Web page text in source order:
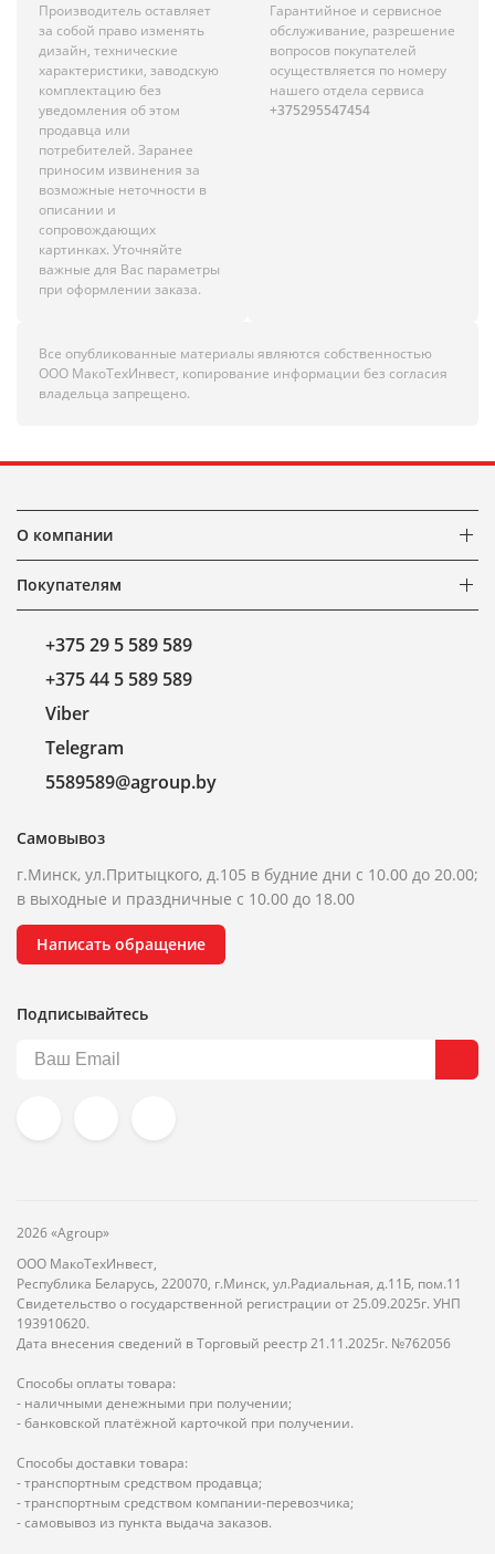
Производитель оставляет
за собой право изменять
дизайн, технические
характеристики, заводскую
комплектацию без
уведомления об этом
продавца или
потребителей. Заранее
приносим извинения за
возможные неточности в
описании и
сопровождающих
картинках. Уточняйте
важные для Вас параметры
при оформлении заказа.
Гарантийное и сервисное
обслуживание, разрешение
вопросов покупателей
осуществляется по номеру
нашего отдела сервиса
+375295547454
Все опубликованные материалы являются собственностью
ООО МакоТехИнвест, копирование информации без согласия
владельца запрещено.
О компании
Покупателям
+375 29 5 589 589
+375 44 5 589 589
Viber
Telegram
5589589@agroup.by
Самовывоз
г.Минск, ул.Притыцкого, д.105 в будние дни с 10.00 до 20.00;
в выходные и праздничные с 10.00 до 18.00
Написать обращение
Подписывайтесь
2026 «Agroup»
ООО МакоТехИнвест,
Республика Беларусь, 220070, г.Минск, ул.Радиальная, д.11Б, пом.11
Свидетельство о государственной регистрации от 25.09.2025г. УНП
193910620.
Дата внесения сведений в Торговый реестр 21.11.2025г. №762056
Способы оплаты товара:
- наличными денежными при получении;
- банковской платёжной карточкой при получении.
Способы доставки товара:
- транспортным средством продавца;
- транспортным средством компании-перевозчика;
- самовывоз из пункта выдача заказов.